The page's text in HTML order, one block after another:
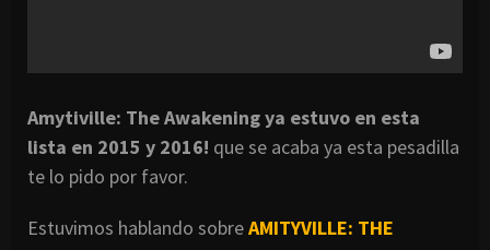
Amytiville: The Awakening ya estuvo en esta
lista en 2015 y 2016! que se acaba ya esta pesadilla
te lo pido por favor.
Estuvimos hablando sobreAMITYVILLE: THE